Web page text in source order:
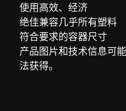
使用高效、经济
绝佳兼容几乎所有塑料
符合要求的容器尺寸
产品图片和技术信息可
法获得。